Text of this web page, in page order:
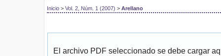
Inicio > Vol. 2, Núm. 1 (2007) > Arellano
El archivo PDF seleccionado se debe cargar